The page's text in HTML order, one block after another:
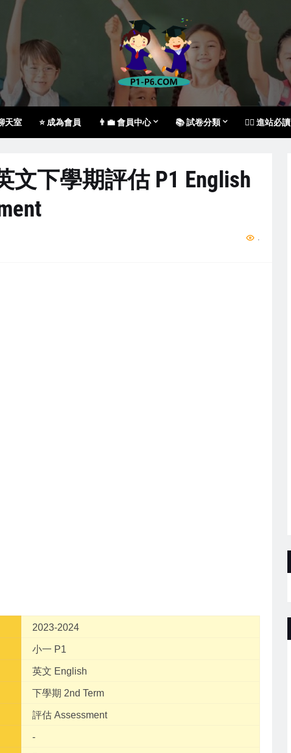
天室 ⭐ 成為會員 👨‍💼 會員中心 📚 試卷分類 🙇‍♀️ 進站必讀
文下學期評估 P1 English
...
2023-2024
小一 P1
英文 English
下學期 2nd Term
評估 Assessment
-